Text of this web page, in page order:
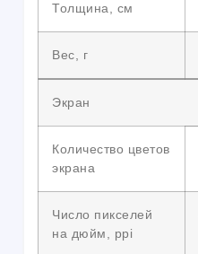
Толщина, см
Вес, г
Экран
Количество цветов
экрана
Число пикселей
на дюйм, ppi